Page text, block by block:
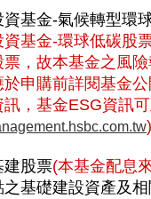
資基金-氣候轉型環
資基金-環球低碳股
，故本基金之風
申購前詳閱基金
，基金ESG資訊
建股票(本基金配息
基礎建設資產及